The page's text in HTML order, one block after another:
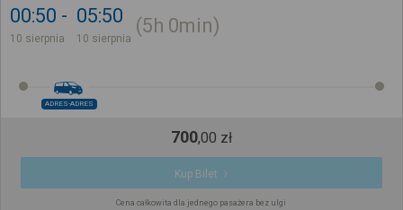
00:50
10 sierpnia
05:50
10 sierpnia
5h 0min
ADRES-ADRES
700,00 zł
Kup Bilet
Cena całkowita dla jednego pasażera bez ulgi